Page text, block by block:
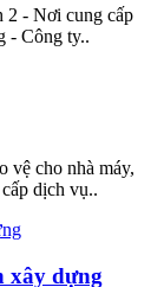
2 - Nơi cung cấp
- Công ty..
vệ cho nhà máy,
dịch vụ..
xây dựng